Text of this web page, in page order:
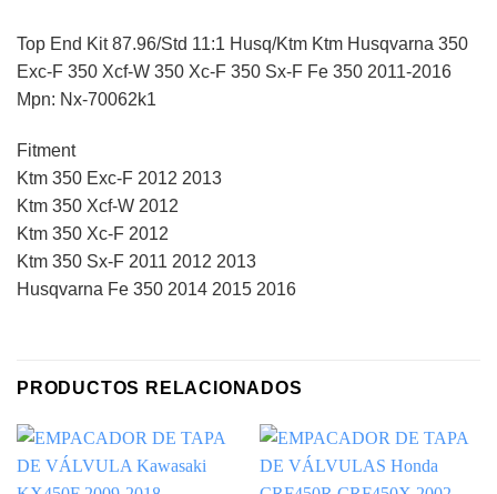
Top End Kit 87.96/Std 11:1 Husq/Ktm Ktm Husqvarna 350
Exc-F 350 Xcf-W 350 Xc-F 350 Sx-F Fe 350 2011-2016
Mpn: Nx-70062k1
Fitment
Ktm 350 Exc-F 2012 2013
Ktm 350 Xcf-W 2012
Ktm 350 Xc-F 2012
Ktm 350 Sx-F 2011 2012 2013
Husqvarna Fe 350 2014 2015 2016
PRODUCTOS RELACIONADOS